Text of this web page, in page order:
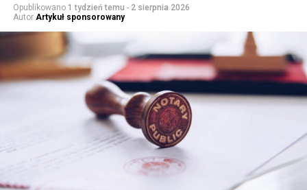
Opublikowano 1 tydzień temu - 2 sierpnia 2026
Autor Artykuł sponsorowany